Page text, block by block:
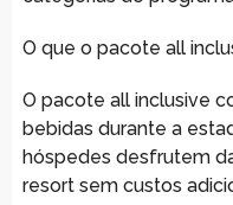
O que o pacote all
O pacote all inclusive
bebidas durante a
hóspedes desfrutem
resort sem custos